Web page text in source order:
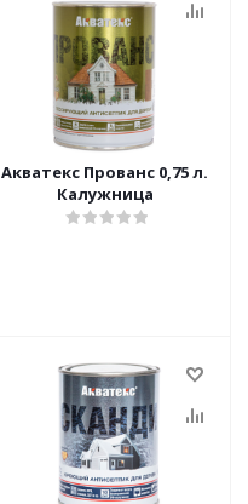
Акватекс Прованс 0,75 л.
Калужница